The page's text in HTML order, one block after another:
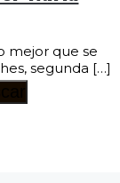
mejor que se
segunda […]